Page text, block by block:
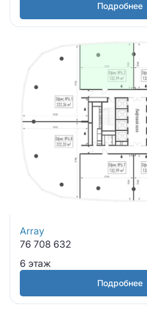
Подробнее
Array
76 708 632
6 этаж
Подробнее